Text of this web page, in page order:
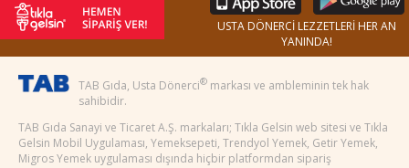
USTA DÖNERCİ LEZZETLERİ HER AN
YANINDA!
TAB Gıda, Usta Dönerci® markası ve ambleminin tek hak
sahibidir.
TAB Gıda Sanayi ve Ticaret A.Ş. markaları; Tıkla Gelsin web sitesi ve Tıkla
Gelsin Mobil Uygulaması, Yemeksepeti, Trendyol Yemek, Getir Yemek,
Migros Yemek uygulaması dışında hiçbir platformdan sipariş